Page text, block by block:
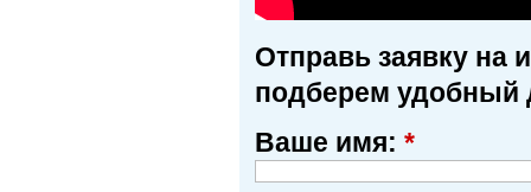
Отправь заявку на
подберем удобный
Ваше имя: *